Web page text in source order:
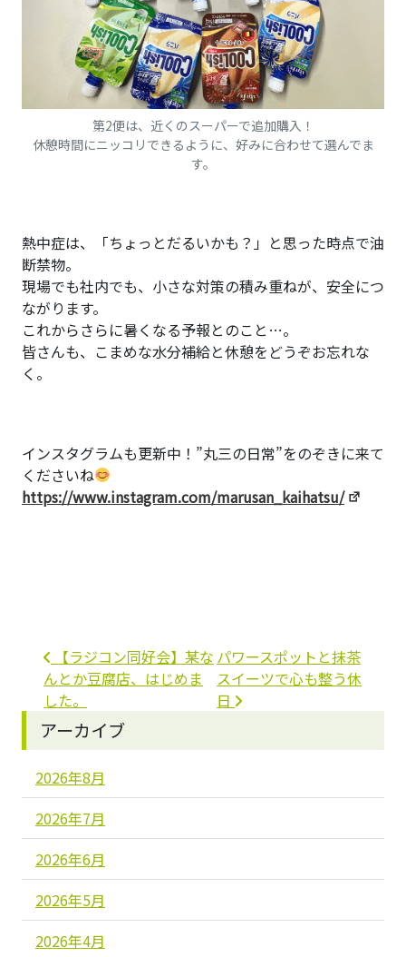
第2便は、近くのスーパーで追加購入！
休憩時間にニッコリできるように、好みに合わせて選んでま
す。
熱中症は、「ちょっとだるいかも？」と思った時点で油
断禁物。
現場でも社内でも、小さな対策の積み重ねが、安全につ
ながります。
これからさらに暑くなる予報とのこと…。
皆さんも、こまめな水分補給と休憩をどうぞお忘れな
く。
インスタグラムも更新中！”丸三の日常”をのぞきに来て
くださいね
https://www.instagram.com/marusan_kaihatsu/
投稿ナビゲーション
【ラジコン同好会】某な
んとか豆腐店、はじめま
した。
パワースポットと抹茶
スイーツで心も整う休
日
アーカイブ
2026年8月
2026年7月
2026年6月
2026年5月
2026年4月